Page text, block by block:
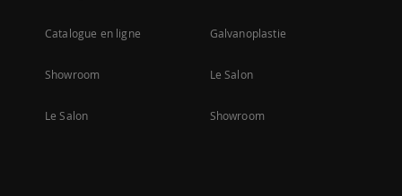
Catalogue en ligne
Showroom
Le Salon
Galvanoplastie
Le Salon
Showroom